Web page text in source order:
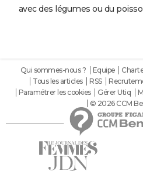
avec des légumes ou du
Qui sommes-nous ? Equipe
Tous les articles
RSS
Paramétrer les cookies
Gérer Utiq
© 2026 CCM